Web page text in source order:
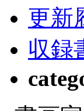
更新
収録